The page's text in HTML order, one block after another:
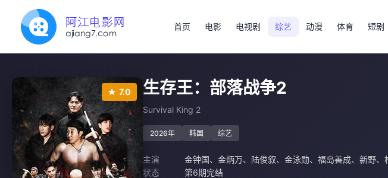
首页 电影 电视剧 综艺 动漫 体育 短剧
7.0 生存王：部落战争2
Survival King 2
2026年 韩国 综艺
主演 金钟国、 金炳万、 陆俊叙、 金泳勋、 福岛善成、 新野、
状态
第6期完结